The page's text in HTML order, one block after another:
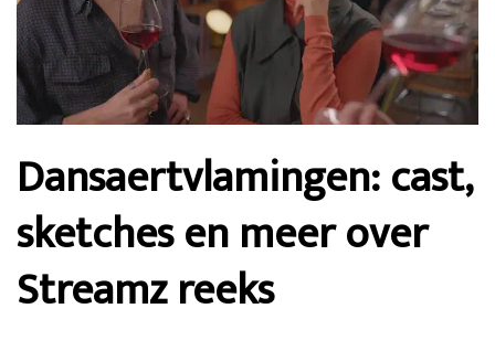
Dansaertvlamingen: cast,
sketches en meer over
Streamz reeks